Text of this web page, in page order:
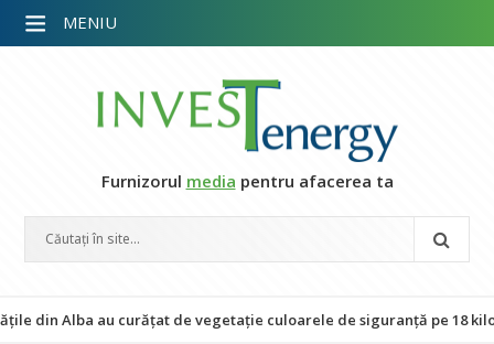
Furnizorul media pentru afacerea ta
Alba au curățat de vegetație culoarele de siguranță pe 18
MENIU